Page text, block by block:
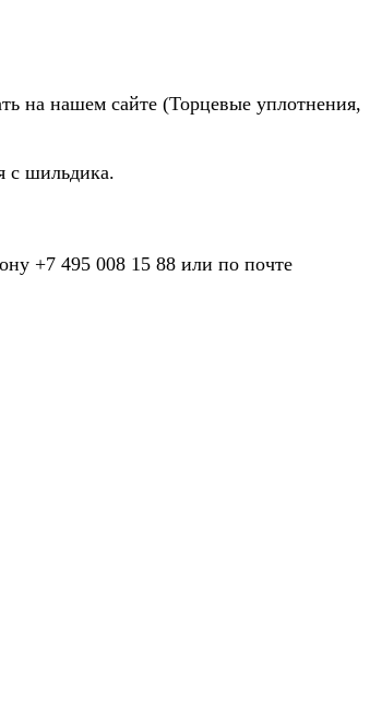
на нашем сайте (Торцевые уплотнения,
с шильдика.
+7 495 008 15 88 или по почте